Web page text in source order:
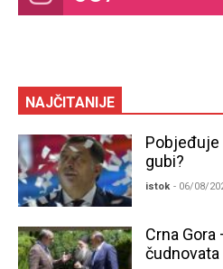
NAJČITANIJE
Pobjeđuje
gubi?
istok - 06/08/
Crna Gora
čudnovata